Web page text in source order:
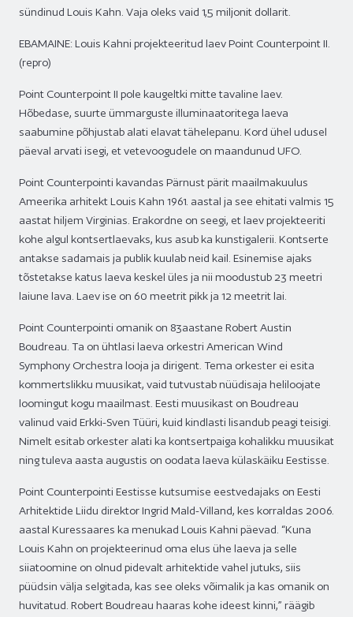
sündinud Louis Kahn. Vaja oleks vaid 1,5 miljonit dollarit.
EBAMAINE: Louis Kahni projekteeritud laev Point Counterpoint II.
(repro)
Point Counterpoint II pole kaugeltki mitte tavaline laev.
Hõbedase, suurte ümmarguste illuminaatoritega laeva
saabumine põhjustab alati elavat tähelepanu. Kord ühel udusel
päeval arvati isegi, et vetevoogudele on maandunud UFO.
Point Counterpointi kavandas Pärnust pärit maailmakuulus
Ameerika arhitekt Louis Kahn 1961. aastal ja see ehitati valmis 15
aastat hiljem Virginias. Erakordne on seegi, et laev projekteeriti
kohe algul kontsertlaevaks, kus asub ka kunstigalerii. Kontserte
antakse sadamais ja publik kuulab neid kail. Esinemise ajaks
tõstetakse katus laeva keskel üles ja nii moodustub 23 meetri
laiune lava. Laev ise on 60 meetrit pikk ja 12 meetrit lai.
Point Counterpointi omanik on 83aastane Robert Austin
Boudreau. Ta on ühtlasi laeva orkestri American Wind
Symphony Orchestra looja ja dirigent. Tema orkester ei esita
kommertslikku muusikat, vaid tutvustab nüüdisaja heliloojate
loomingut kogu maailmast. Eesti muusikast on Boudreau
valinud vaid Erkki-Sven Tüüri, kuid kindlasti lisandub peagi teisigi.
Nimelt esitab orkester alati ka kontsertpaiga kohalikku muusikat
ning tuleva aasta augustis on oodata laeva külaskäiku Eestisse.
Point Counterpointi Eestisse kutsumise eestvedajaks on Eesti
Arhitektide Liidu direktor Ingrid Mald-Villand, kes korraldas 2006.
aastal Kuressaares ka menukad Louis Kahni päevad. “Kuna
Louis Kahn on projekteerinud oma elus ühe laeva ja selle
siiatoomine on olnud pidevalt arhitektide vahel jutuks, siis
püüdsin välja selgitada, kas see oleks võimalik ja kas omanik on
huvitatud. Robert Boudreau haaras kohe ideest kinni,” räägib